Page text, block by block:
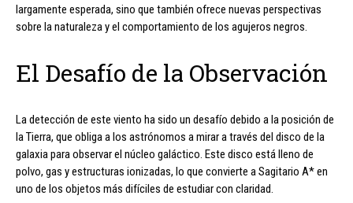
largamente esperada, sino que también ofrece nuevas perspectivas
sobre la naturaleza y el comportamiento de los agujeros negros.
El Desafío de la Observación
La detección de este viento ha sido un desafío debido a la posición de
la Tierra, que obliga a los astrónomos a mirar a través del disco de la
galaxia para observar el núcleo galáctico. Este disco está lleno de
polvo, gas y estructuras ionizadas, lo que convierte a Sagitario A* en
uno de los objetos más difíciles de estudiar con claridad.